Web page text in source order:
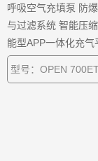
呼吸空气充填泵 防爆充气
与过滤系统 智能压缩空气质量在线检测系统 智能清消烘空呼设备 智
型号：OPEN